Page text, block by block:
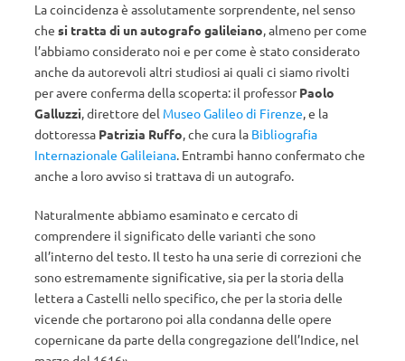
La coincidenza è assolutamente sorprendente, nel senso
che si tratta di un autografo galileiano, almeno per come
l’abbiamo considerato noi e per come è stato considerato
anche da autorevoli altri studiosi ai quali ci siamo rivolti
per avere conferma della scoperta: il professorPaolo
Galluzzi, direttore del Museo Galileo di Firenze, e la
dottoressa Patrizia Ruffo, che cura la Bibliografia
Internazionale Galileiana. Entrambi hanno confermato che
anche a loro avviso si trattava di un autografo.
Naturalmente abbiamo esaminato e cercato di
comprendere il significato delle varianti che sono
all’interno del testo. Il testo ha una serie di correzioni che
sono estremamente significative, sia per la storia della
lettera a Castelli nello specifico, che per la storia delle
vicende che portarono poi alla condanna delle opere
copernicane da parte della congregazione dell’Indice, nel